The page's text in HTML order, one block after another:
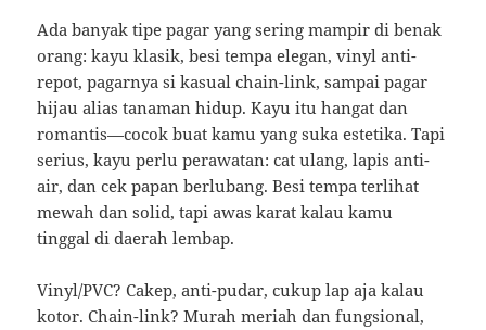
Ada banyak tipe pagar yang sering mampir di benak
orang: kayu klasik, besi tempa elegan, vinyl anti-
repot, pagarnya si kasual chain-link, sampai pagar
hijau alias tanaman hidup. Kayu itu hangat dan
romantis—cocok buat kamu yang suka estetika. Tapi
serius, kayu perlu perawatan: cat ulang, lapis anti-
air, dan cek papan berlubang. Besi tempa terlihat
mewah dan solid, tapi awas karat kalau kamu
tinggal di daerah lembap.
Vinyl/PVC? Cakep, anti-pudar, cukup lap aja kalau
kotor. Chain-link? Murah meriah dan fungsional,